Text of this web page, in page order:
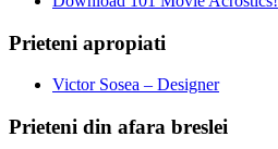
Prieteni apropiati
Victor Sosea – Designer
Prieteni din afara breslei